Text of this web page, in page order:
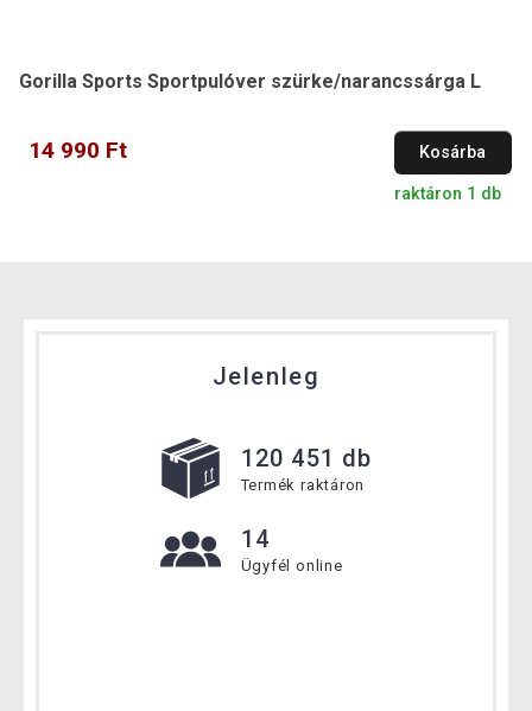
Gorilla Sports Sportpulóver szürke/narancssárga L
14 990 Ft Kosárba
raktáron 1 db
Jelenleg
120 451 db
Termék raktáron
14
Ügyfél online